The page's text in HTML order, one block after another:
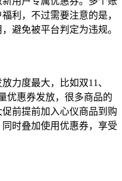
利，不过需要注意的是，
避免被平台判定为违规。
力度最大，比如双11、
优惠券发放，很多商品的
前提前加入心仪商品到购
时叠加使用优惠券，享受